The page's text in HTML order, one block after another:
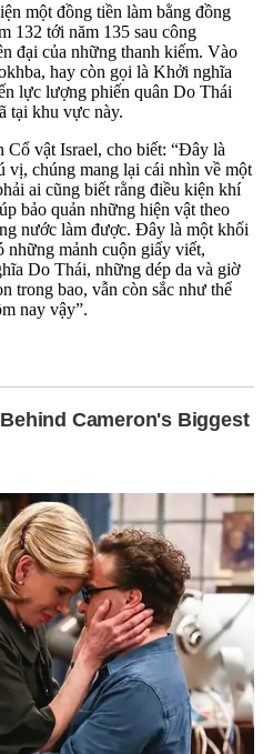
một đồng tiền làm bằng đồng
132 tới năm 135 sau công
đại của những thanh kiếm. Vào
hay còn gọi là Khởi nghĩa
lực lượng phiến quân Do Thái
tại khu vực này.
Cổ vật Israel, cho biết: “Đây là
vị, chúng mang lại cái nhìn về một
ai cũng biết rằng điều kiện khí
bảo quản những hiện vật theo
nước làm được. Đây là một khối
những mảnh cuộn giấy viết,
Do Thái, những dép da và giờ
trong bao, vẫn còn sắc như thể
nay vậy”.